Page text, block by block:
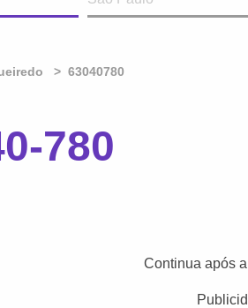
63040780
780
Continua após